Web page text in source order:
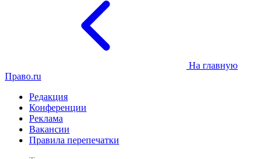
На главную
Право.ru
Редакция
Конференции
Реклама
Вакансии
Правила перепечатки